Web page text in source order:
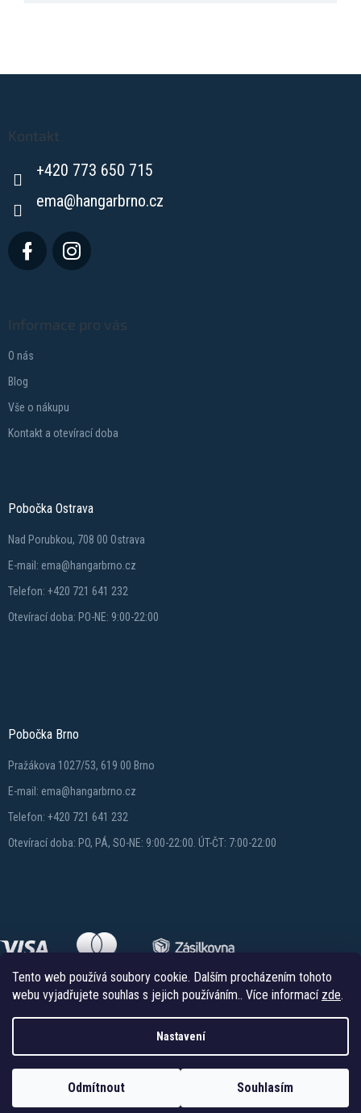
Tento web používá soubory cookie. Dalším procházením tohoto
webu vyjadřujete souhlas s jejich používáním.. Více informací zde.
Nastavení
Odmítnout Souhlasím
Kontakt
+420 773 650 715
ema@hangarbrno.cz
Informace pro vás
O nás
Blog
Vše o nákupu
Kontakt a otevírací doba
Pobočka Ostrava
Nad Porubkou, 708 00 Ostrava
E-mail: ema@hangarbrno.cz
Telefon: +420 721 641 232
Otevírací doba: PO-NE: 9:00-22:00
Pobočka Brno
Pražákova 1027/53, 619 00 Brno
E-mail: ema@hangarbrno.cz
Telefon: +420 721 641 232
Otevírací doba: PO, PÁ, SO-NE: 9:00-22:00. ÚT-ČT: 7:00-22:00
Hangareshop.cz. Všechna práva vyhrazena.